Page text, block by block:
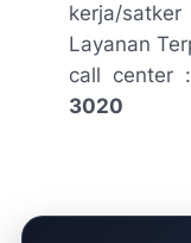
kerja/
Layanan
call center :
3020